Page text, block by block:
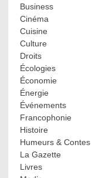
Business
Cinéma
Cuisine
Culture
Droits
Écologies
Économie
Énergie
Événements
Francophonie
Histoire
Humeurs & Contes
La Gazette
Livres